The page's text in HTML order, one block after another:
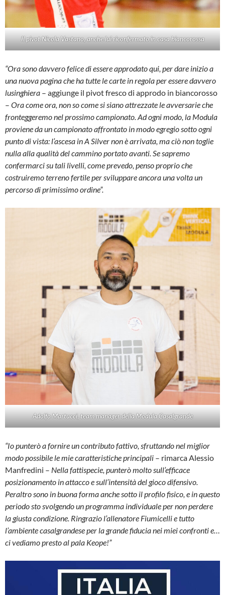
Il pivot Nicola Vastano, anche lui riconfermato in casa biancorossa
“Ora sono davvero felice di essere approdato qui, per dare inizio a
una nuova pagina che ha tutte le carte in regola per essere davvero
lusinghiera – aggiunge il pivot fresco di approdo in biancorosso
– Ora come ora, non so come si siano attrezzate le avversarie che
fronteggeremo nel prossimo campionato. Ad ogni modo, la Modula
proviene da un campionato affrontato in modo egregio sotto ogni
punto di vista: l’ascesa in A Silver non è arrivata, ma ciò non toglie
nulla alla qualità del cammino portato avanti. Se sapremo
confermarci su tali livelli, come prevedo, penso proprio che
costruiremo terreno fertile per sviluppare ancora una volta un
percorso di primissimo ordine”.
Adolfo Martucci, team manager della Modula Casalgrande
“Io punterò a fornire un contributo fattivo, sfruttando nel miglior
modo possibile le mie caratteristiche principali – rimarca Alessio
Manfredini – Nella fattispecie, punterò molto sull’efficace
posizionamento in attacco e sull’intensità del gioco difensivo.
Peraltro sono in buona forma anche sotto il profilo fisico, e in questo
periodo sto svolgendo un programma individuale per non perdere
la giusta condizione. Ringrazio l’allenatore Fiumicelli e tutto
l’ambiente casalgrandese per la grande fiducia nei miei confronti e…
ci vediamo presto al pala Keope!”